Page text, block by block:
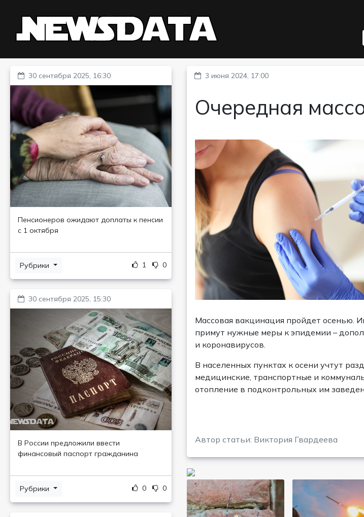
30 сентября 2025, 16:30
Пенсионеров ожидают доплаты к пенсии
с 1 октября
Рубрики 1 0
30 сентября 2025, 15:30
В России предложили ввести
финансовый паспорт гражданина
Рубрики 0 0
3 июня 2024, 17:00
Очередная
Массовая вакцинация пройдет осенью.
примут нужные меры к эпидемии –
и коронавирусов.
В населенных пунктах к осени учтут
медицинские, транспортные и
отопление в подконтрольных им
Автор статьи: Виктория Гвардеева